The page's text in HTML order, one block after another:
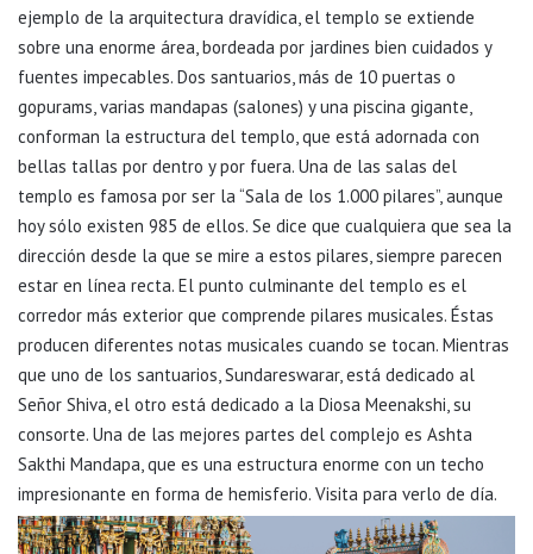
ejemplo de la arquitectura dravídica, el templo se extiende
sobre una enorme área, bordeada por jardines bien cuidados y
fuentes impecables. Dos santuarios, más de 10 puertas o
gopurams, varias mandapas (salones) y una piscina gigante,
conforman la estructura del templo, que está adornada con
bellas tallas por dentro y por fuera. Una de las salas del
templo es famosa por ser la “Sala de los 1.000 pilares”, aunque
hoy sólo existen 985 de ellos. Se dice que cualquiera que sea la
dirección desde la que se mire a estos pilares, siempre parecen
estar en línea recta. El punto culminante del templo es el
corredor más exterior que comprende pilares musicales. Éstas
producen diferentes notas musicales cuando se tocan. Mientras
que uno de los santuarios, Sundareswarar, está dedicado al
Señor Shiva, el otro está dedicado a la Diosa Meenakshi, su
consorte. Una de las mejores partes del complejo es Ashta
Sakthi Mandapa, que es una estructura enorme con un techo
impresionante en forma de hemisferio. Visita para verlo de día.